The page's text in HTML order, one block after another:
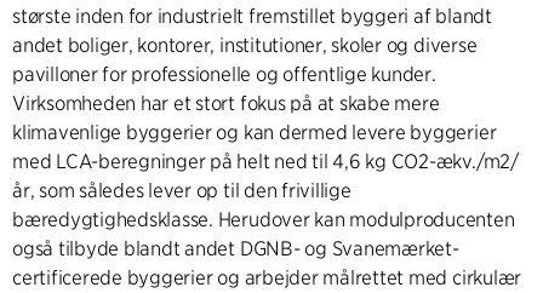
største inden for industrielt fremstillet byggeri af blandt
andet boliger, kontorer, institutioner, skoler og diverse
pavilloner for professionelle og offentlige kunder.
Virksomheden har et stort fokus på at skabe mere
klimavenlige byggerier og kan dermed levere byggerier
med LCA-beregninger på helt ned til 4,6 kg CO2-ækv./m2/
år, som således lever op til den frivillige
bæredygtighedsklasse. Herudover kan modulproducenten
også tilbyde blandt andet DGNB- og Svanemærket-
certificerede byggerier og arbejder målrettet med cirkulær